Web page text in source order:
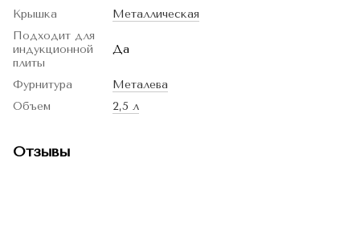
Крышка
Металлическая
Подходит для
индукционной
плиты
Да
Фурнитура
Металева
Объем
2,5 л
Отзывы